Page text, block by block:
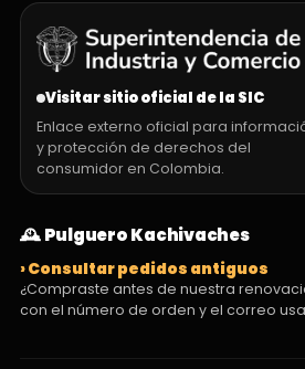
Visitar sitio oficial de la SIC
Enlace externo oficial para
y protección de derechos del
consumidor en Colombia.
🕰️ Pulguero Kachivaches
› Consultar pedidos antiguos
¿Compraste antes de nuestra
con el número de orden y el correo